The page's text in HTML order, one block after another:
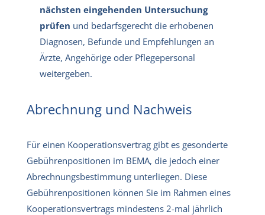
nächsten eingehenden Untersuchung
prüfen und bedarfsgerecht die erhobenen
Diagnosen, Befunde und Empfehlungen an
Ärzte, Angehörige oder Pflegepersonal
weitergeben.
Abrechnung und Nachweis
Für einen Kooperationsvertrag gibt es gesonderte
Gebührenpositionen im BEMA, die jedoch einer
Abrechnungsbestimmung unterliegen. Diese
Gebührenpositionen können Sie im Rahmen eines
Kooperationsvertrags mindestens 2-mal jährlich